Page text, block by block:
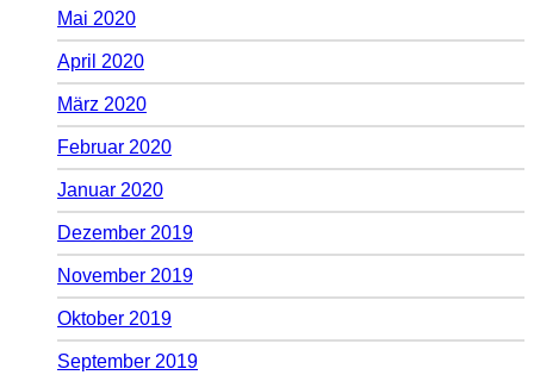
Mai 2020
April 2020
März 2020
Februar 2020
Januar 2020
Dezember 2019
November 2019
Oktober 2019
September 2019